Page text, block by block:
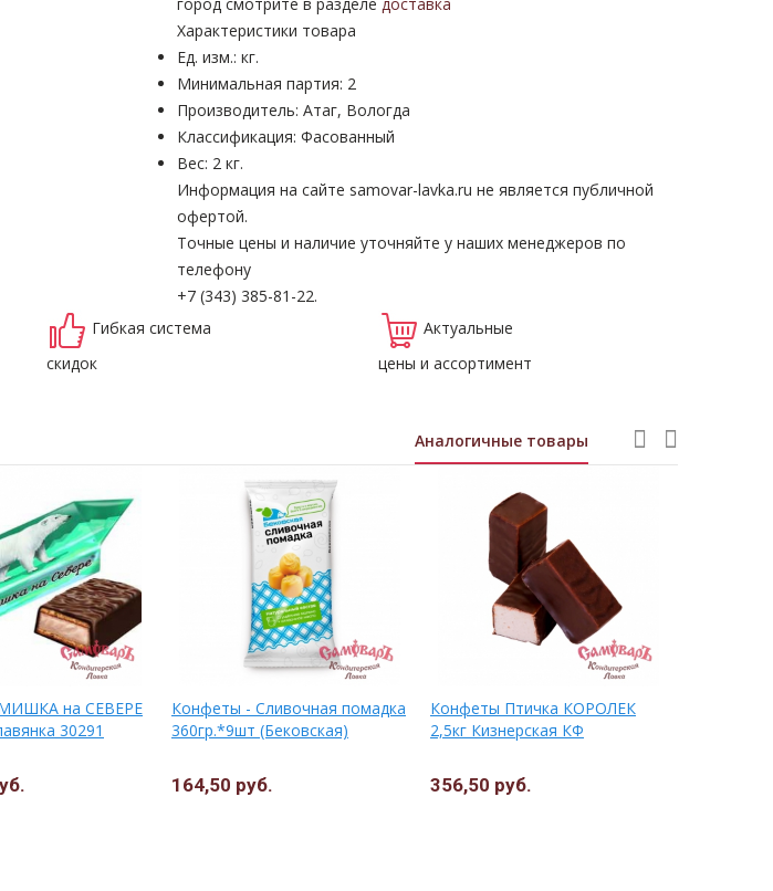
Характеристики товара
Ед. изм.: кг.
Минимальная партия: 2
Производитель: Атаг, Вологда
Классификация: Фасованный
Вес: 2 кг.
Информация на сайте samovar-lavka.ru не является публичной
офертой.
Точные цены и наличие уточняйте у наших менеджеров по
телефону
+7 (343) 385-81-22.
Гибкая система
скидок
Актуальные
цены и ассортимент
Аналогичные товары
на СЕВЕРЕ
30291
Конфеты - Сливочная помадка
360гр.*9шт (Бековская)
164,50 руб.
Конфеты Птичка КОРОЛЕК
2,5кг Кизнерская КФ
356,50 руб.